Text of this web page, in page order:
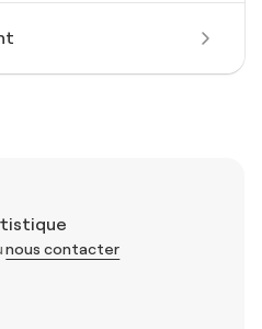
nous contacter